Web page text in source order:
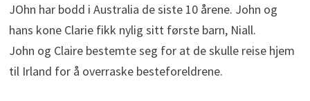
JOhn har bodd i Australia de siste 10 årene. John og
hans kone Clarie fikk nylig sitt første barn, Niall.
John og Claire bestemte seg for at de skulle reise hjem
til Irland for å overraske besteforeldrene.